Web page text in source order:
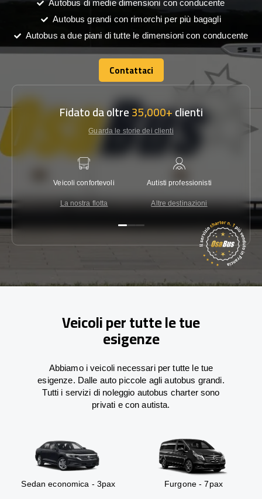
Autobus di medie dimensioni con conducente
Autobus grandi con rimorchi per più bagagli
Autobus a due piani di tutte le dimensioni con conducente
Contattaci
Contattaci
Fidato da oltre35,000+clienti
Guarda le storie dei clienti
Veicoli confortevoli
La nostra flotta
Autisti professionisti
Altre destinazioni
Veicoli per tutte le tue
esigenze
Abbiamo i veicoli necessari per tutte le tue
esigenze. Dalle auto piccole agli autobus grandi.
Tutti i servizi di noleggio autobus charter sono
privati e con autista.
Sedan economica - 3pax Furgone - 7pax